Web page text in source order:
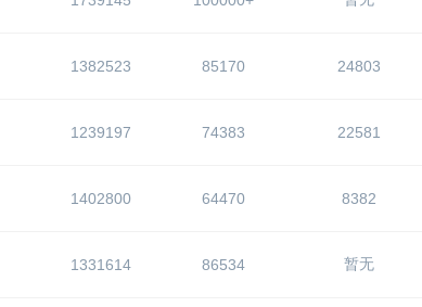
1382523 85170 24803
1239197 74383 22581
1402800 64470 8382
1331614 86534 暂无